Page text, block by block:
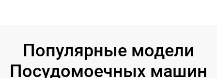
Популярные модели
Посудомоечных машин